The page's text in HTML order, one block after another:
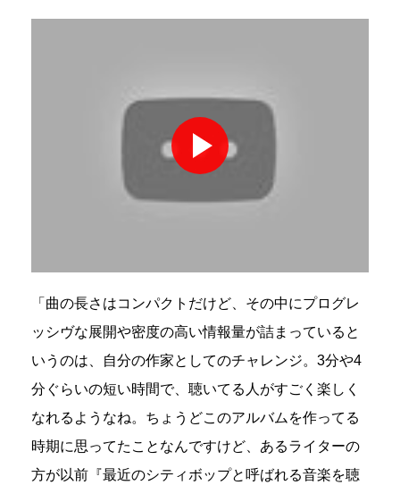
「曲の長さはコンパクトだけど、その中にプログレ
ッシヴな展開や密度の高い情報量が詰まっていると
いうのは、自分の作家としてのチャレンジ。3分や4
分ぐらいの短い時間で、聴いてる人がすごく楽しく
なれるようなね。ちょうどこのアルバムを作ってる
時期に思ってたことなんですけど、あるライターの
方が以前『最近のシティボップと呼ばれる音楽を聴